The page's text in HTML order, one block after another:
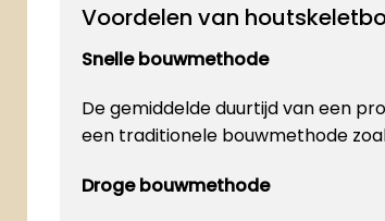
Voordelen van
Snelle bouwmethode
De gemiddelde duurtijd van een
een traditionele bouwmethode
Droge bouwmethode